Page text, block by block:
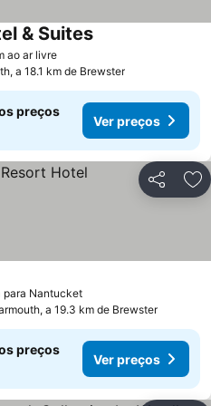
ao ar livreVer preços
& SuitesVer preços
a 18.1 km de Brewster
preços
Ver preços
Partilhar
para NantucketVer preços
preços
a 19.3 km de Brewster
preços
Ver preços